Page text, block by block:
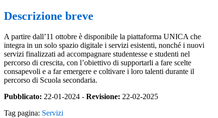
Descrizione breve
A partire dall’11 ottobre è disponibile la piattaforma UNICA che
integra in un solo spazio digitale i servizi esistenti, nonché i nuovi
servizi finalizzati ad accompagnare studentesse e studenti nel
percorso di crescita, con l’obiettivo di supportarli a fare scelte
consapevoli e a far emergere e coltivare i loro talenti durante il
percorso di Scuola secondaria.
Pubblicato: 22-01-2024 - Revisione: 22-02-2025
Tag pagina: Servizi